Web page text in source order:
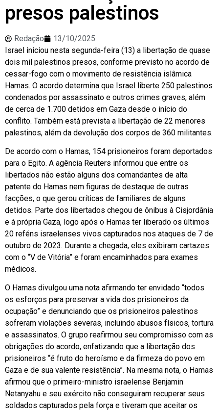
presos palestinos
Redação
13/10/2025
Israel iniciou nesta segunda-feira (13) a libertação de quase
dois mil palestinos presos, conforme previsto no acordo de
cessar-fogo com o movimento de resistência islâmica
Hamas. O acordo determina que Israel liberte 250 palestinos
condenados por assassinato e outros crimes graves, além
de cerca de 1.700 detidos em Gaza desde o início do
conflito. Também está prevista a libertação de 22 menores
palestinos, além da devolução dos corpos de 360 militantes.
De acordo com o Hamas, 154 prisioneiros foram deportados
para o Egito. A agência Reuters informou que entre os
libertados não estão alguns dos comandantes de alta
patente do Hamas nem figuras de destaque de outras
facções, o que gerou críticas de familiares de alguns
detidos. Parte dos libertados chegou de ônibus à Cisjordânia
e à própria Gaza, logo após o Hamas ter liberado os últimos
20 reféns israelenses vivos capturados nos ataques de 7 de
outubro de 2023. Durante a chegada, eles exibiram cartazes
com o “V de Vitória” e foram encaminhados para exames
médicos.
O Hamas divulgou uma nota afirmando ter envidado “todos
os esforços para preservar a vida dos prisioneiros da
ocupação” e denunciando que os prisioneiros palestinos
sofreram violações severas, incluindo abusos físicos, tortura
e assassinatos. O grupo reafirmou seu compromisso com as
obrigações do acordo, enfatizando que a libertação dos
prisioneiros “é fruto do heroísmo e da firmeza do povo em
Gaza e de sua valente resistência”. Na mesma nota, o Hamas
afirmou que o primeiro-ministro israelense Benjamin
Netanyahu e seu exército não conseguiram recuperar seus
soldados capturados pela força e tiveram que aceitar os